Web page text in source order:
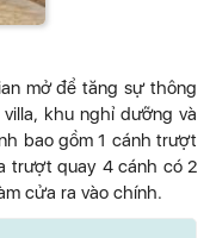
mở để tăng sự thông
khu nghỉ dưỡng và
bao gồm 1 cánh trượt
trượt quay 4 cánh có 2
cửa ra vào chính.